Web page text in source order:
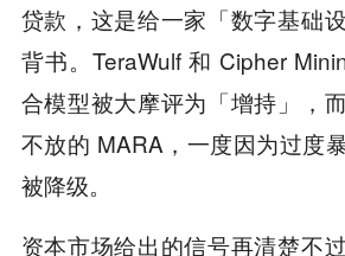
贷款，这是给一家「数字基础
背书。TeraWulf 和 Cipher
合模型被大摩评为「增持」，
不放的 MARA，一度因为过度
被降级。
资本市场给出的信号再清楚不